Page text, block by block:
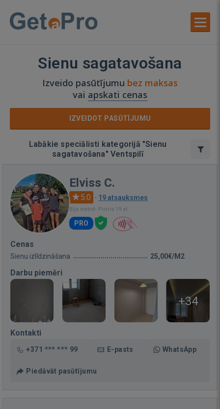
Sienu sagatavošana
Izveido pasūtījumu bez maksas
vai apskati cenas
IZVEIDOT PASŪTĪJUMU
Labākie speciālisti kategorijā "Sienu
sagatavošana" Ventspilī
Elviss C.
5.0 · 19 atsauksmes
Bija vietnē: Pirms 19 st.
PRO
Cenas
Sienu izlīdzināšana 25,00€/M2
Darbu piemēri
+34
Kontakti
+371 *** *** 99 E-pasts WhatsApp
Piedāvāt pasūtījumu